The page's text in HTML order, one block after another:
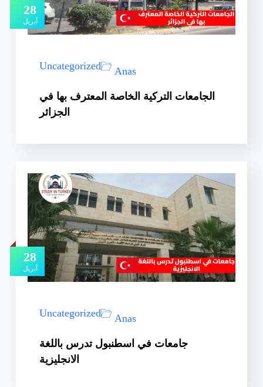
28
أبريل
Anas
Uncategorized
الجامعات التركية الخاصة المعترف بها في
الجزائر
28
أبريل
Anas
Uncategorized
جامعات في اسطنبول تدرس باللغة
الانجليزية